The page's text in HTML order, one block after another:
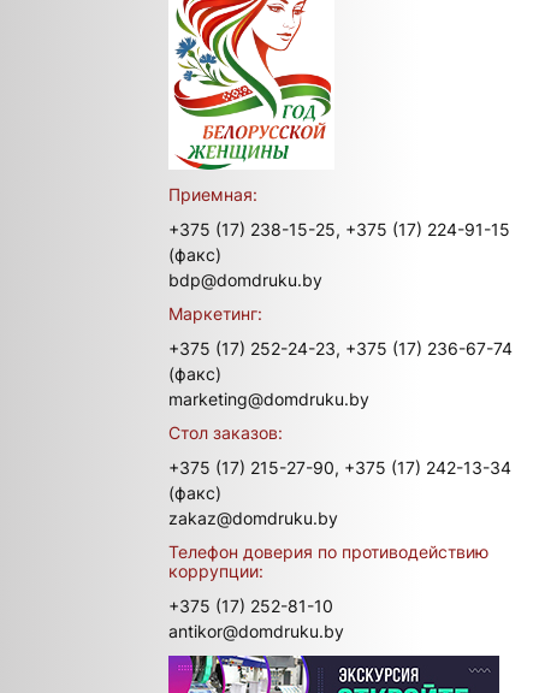
Приемная:
+375 (17) 238-15-25, +375 (17) 224-91-15
(факс)
bdp@domdruku.by
Маркетинг:
+375 (17) 252-24-23, +375 (17) 236-67-74
(факс)
marketing@domdruku.by
Стол заказов:
+375 (17) 215-27-90, +375 (17) 242-13-34
(факс)
zakaz@domdruku.by
Телефон доверия по противодействию
коррупции:
+375 (17) 252-81-10
antikor@domdruku.by